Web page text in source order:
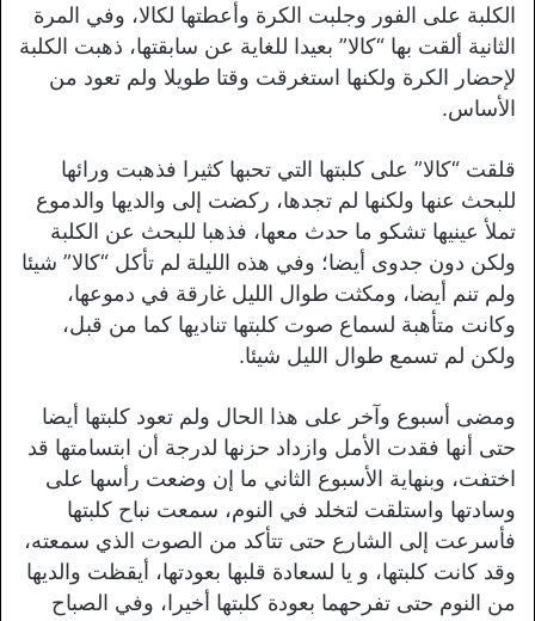
الكلبة على الفور وجلبت الكرة وأعطتها لكالا، وفي المرة
الثانية ألقت بها “كالا” بعيدا للغاية عن سابقتها، ذهبت الكلبة
لإحضار الكرة ولكنها استغرقت وقتا طويلا ولم تعود من
الأساس.
قلقت “كالا” على كلبتها التي تحبها كثيرا فذهبت ورائها
للبحث عنها ولكنها لم تجدها، ركضت إلى والديها والدموع
تملأ عينيها تشكو ما حدث معها، فذهبا للبحث عن الكلبة
ولكن دون جدوى أيضا؛ وفي هذه الليلة لم تأكل “كالا” شيئا
ولم تنم أيضا، ومكثت طوال الليل غارقة في دموعها،
وكانت متأهبة لسماع صوت كلبتها تناديها كما من قبل،
ولكن لم تسمع طوال الليل شيئا.
ومضى أسبوع وآخر على هذا الحال ولم تعود كلبتها أيضا
حتى أنها فقدت الأمل وازداد حزنها لدرجة أن ابتسامتها قد
اختفت، وبنهاية الأسبوع الثاني ما إن وضعت رأسها على
وسادتها واستلقت لتخلد في النوم، سمعت نباح كلبتها
فأسرعت إلى الشارع حتى تتأكد من الصوت الذي سمعته،
وقد كانت كلبتها، و يا لسعادة قلبها بعودتها، أيقظت والديها
من النوم حتى تفرحهما بعودة كلبتها أخيرا، وفي الصباح